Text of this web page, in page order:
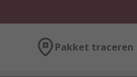
Pakket traceren